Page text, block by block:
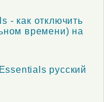
- как отключить
времени) на
русский